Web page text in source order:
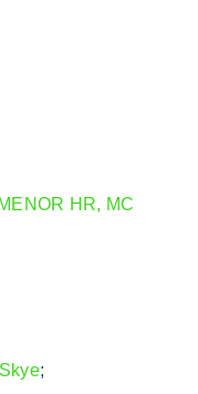
HR, MC
;